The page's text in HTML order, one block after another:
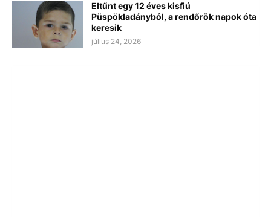
Eltűnt egy 12 éves kisfiú
Püspökladányból, a rendőrök napok óta
keresik
július 24, 2026